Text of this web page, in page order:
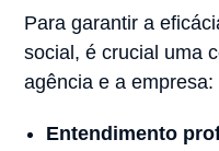
Para garantir a
social, é crucial uma
agência e a empresa:
Entendimento